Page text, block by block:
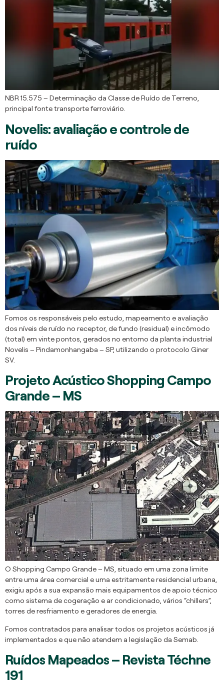
NBR 15.575 – Determinação da Classe de Ruído de Terreno,
principal fonte transporte ferroviário.
Novelis: avaliação e controle de
ruído
Fomos os responsáveis pelo estudo, mapeamento e avaliação
dos níveis de ruído no receptor, de fundo (residual) e incômodo
(total) em vinte pontos, gerados no entorno da planta industrial
Novelis – Pindamonhangaba – SP, utilizando o protocolo Giner
SV.
Projeto Acústico Shopping Campo
Grande – MS
O Shopping Campo Grande – MS, situado em uma zona limite
entre uma área comercial e uma estritamente residencial urbana,
exigiu após a sua expansão mais equipamentos de apoio técnico
como sistema de cogeração e ar condicionado, vários “chillers”,
torres de resfriamento e geradores de energia.
Fomos contratados para analisar todos os projetos acústicos já
implementados e que não atendem a legislação da Semab.
Ruídos Mapeados – Revista Téchne
191